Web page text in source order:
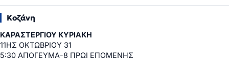
Κοζάνη
ΚΑΡΑΣΤΕΡΓΙΟΥ ΚΥΡΙΑΚΗ
11ΗΣ ΟΚΤΩΒΡΙΟΥ 31
5:30 ΑΠΟΓΕΥΜΑ-8 ΠΡΩΙ ΕΠΟΜΕΝΗΣ